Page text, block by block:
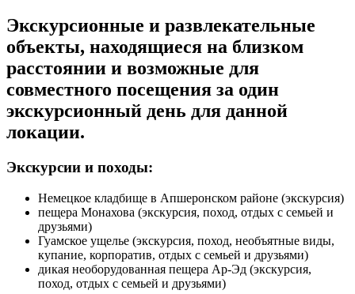
Экскурсионные и развлекательные
объекты, находящиеся на близком
расстоянии и возможные для
совместного посещения за один
экскурсионный день для данной
локации.
Экскурсии и походы:
Немецкое кладбище в Апшеронском районе (экскурсия)
пещера Монахова (экскурсия, поход, отдых с семьей и
друзьями)
Гуамское ущелье (экскурсия, поход, необъятные виды,
купание, корпоратив, отдых с семьей и друзьями)
дикая необорудованная пещера Ар-Эд (экскурсия,
поход, отдых с семьей и друзьями)